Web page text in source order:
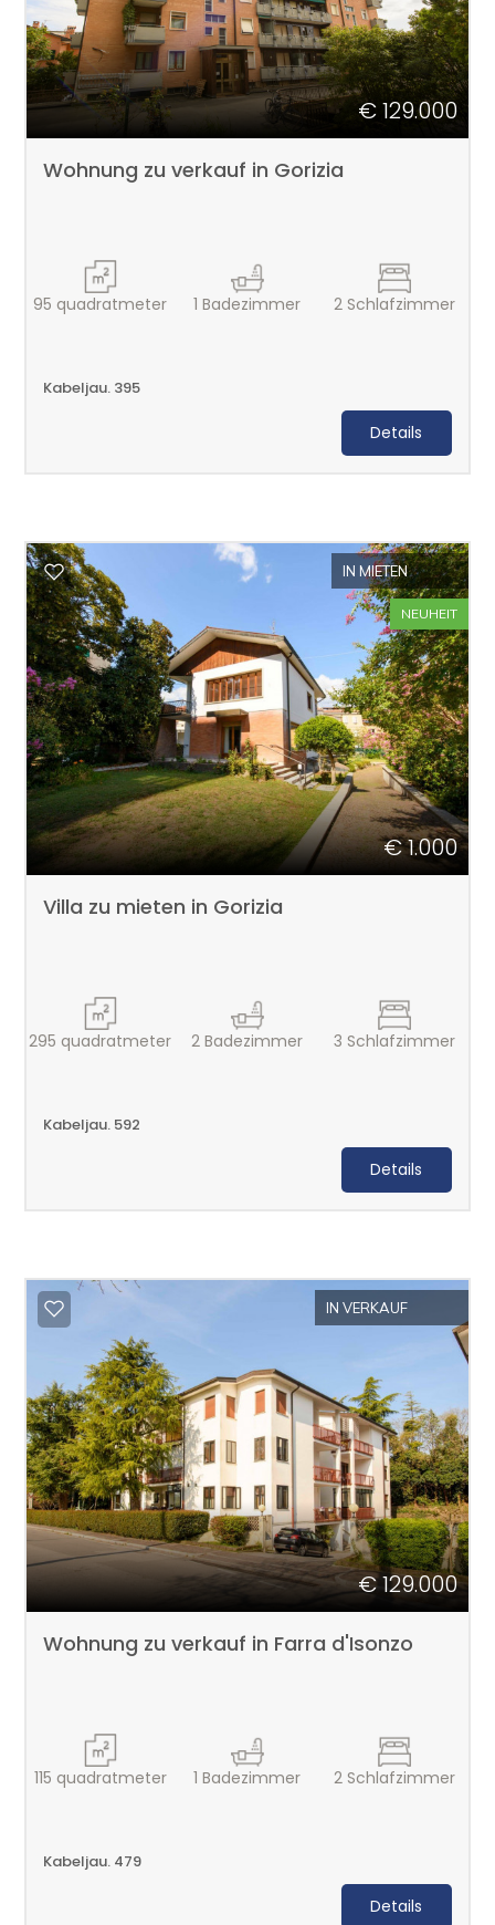
€ 129.000
Wohnung zu verkauf in Gorizia
95 quadratmeter 1 Badezimmer 2 Schlafzimmer
Kabeljau. 395
Details
IN MIETEN
NEUHEIT
€ 1.000
Villa zu mieten in Gorizia
295 quadratmeter 2 Badezimmer 3 Schlafzimmer
Kabeljau. 592
Details
IN VERKAUF
€ 129.000
Wohnung zu verkauf in Farra d'Isonzo
115 quadratmeter 1 Badezimmer 2 Schlafzimmer
Kabeljau. 479
Details